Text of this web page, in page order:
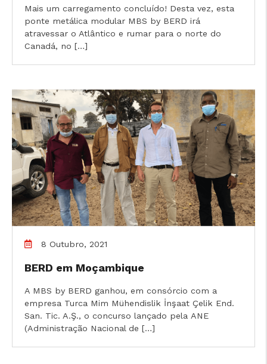
Mais um carregamento concluído! Desta vez, esta
ponte metálica modular MBS by BERD irá
atravessar o Atlântico e rumar para o norte do
Canadá, no […]
8 Outubro, 2021
BERD em Moçambique
A MBS by BERD ganhou, em consórcio com a
empresa Turca Mim Mühendislik İnşaat Çelik End.
San. Tic. A.Ş., o concurso lançado pela ANE
(Administração Nacional de […]